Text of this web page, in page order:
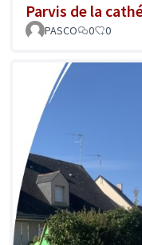
Parvis de la
PASCO 0 0